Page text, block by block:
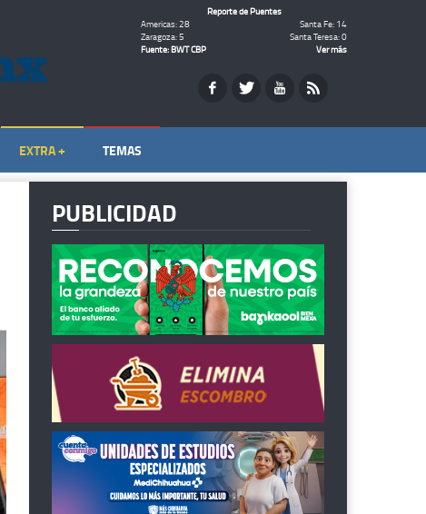
Reporte de Puentes
Americas: 28
Santa Fe: 14
Zaragoza: 5
Santa Teresa: 0
Fuente: BWT CBP
Ver más
EXTRA + TEMAS
PUBLICIDAD